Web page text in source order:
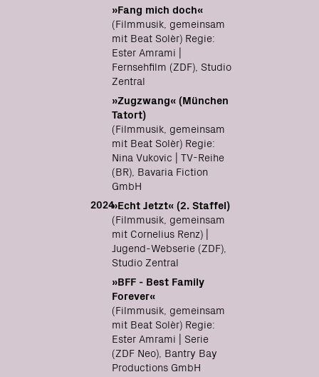
»Fang mich doch«
(Filmmusik, gemeinsam
mit Beat Solèr) Regie:
Ester Amrami |
Fernsehfilm (ZDF), Studio
Zentral
»Zugzwang« (München
Tatort)
(Filmmusik, gemeinsam
mit Beat Solèr) Regie:
Nina Vukovic | TV-Reihe
(BR), Bavaria Fiction
GmbH
2024»Echt Jetzt« (2. Staffel)
(Filmmusik, gemeinsam
mit Cornelius Renz) |
Jugend-Webserie (ZDF),
Studio Zentral
»BFF - Best Family
Forever«
(Filmmusik, gemeinsam
mit Beat Solèr) Regie:
Ester Amrami | Serie
(ZDF Neo), Bantry Bay
Productions GmbH